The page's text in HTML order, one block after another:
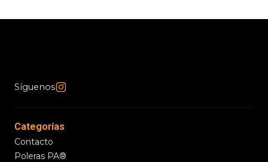
Síguenos
Categorías
Contacto
Poleras PA®